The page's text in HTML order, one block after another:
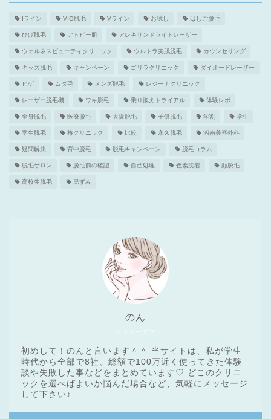
Iライン VIO脱毛 Vライン お試し はしご脱毛
ひげ脱毛 アトピー肌 アレキサンドライトレーザー
ウェルネスビューティクリニック ウルトラ美肌脱毛 カウンセリング
キッズ脱毛 キャンペーン ゴリラクリニック ダイオードレーザー
ヒゲ ムダ毛 メンズ脱毛 レジーナクリニック
レーザー脱毛機 ワキ脱毛 乗り換えトライアル 体験レポ
全身脱毛 医療脱毛 大阪脱毛 子供脱毛 学割 学生
学生脱毛 椿クリニック 比較 永久脱毛 湘南美容外科
疑問解決 背中脱毛 脱毛キャンペーン 脱毛コラム
脱毛サロン 脱毛前の確認 自己処理 色素沈着 顔脱毛
高校生脱毛 黒ずみ
のん
初めして！のんと言います＾＾ 当サイトは、私が学生
時代から全部で8社、総額で100万近く使ってきた体験
談や失敗した事などをまとめています♡ どこのクリニ
ックを選べばよいか悩んだ場合など、気軽にメッセージ
して下さい♪